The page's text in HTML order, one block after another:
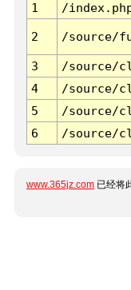
1
/
2 /source/
3 /source/
4
/source/
5
/source/
6
/source/
www.365jz.com 已经将